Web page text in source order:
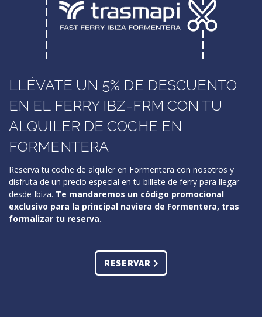
LLÉVATE UN 5% DE DESCUENTO
EN EL FERRY IBZ-FRM CON TU
ALQUILER DE COCHE EN
FORMENTERA
Reserva tu coche de alquiler en Formentera con nosotros y
disfruta de un precio especial en tu billete de ferry para llegar
desde Ibiza. Te mandaremos un código promocional
exclusivo para la principal naviera de Formentera, tras
formalizar tu reserva.
RESERVAR